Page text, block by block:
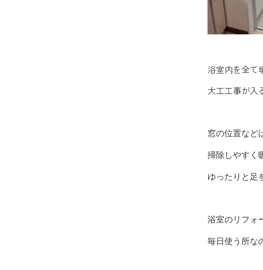
浴室内を全て
大工工事が入
窓の位置など
掃除しやすく
ゆったりと足
浴室のリフォ
毎日使う所な